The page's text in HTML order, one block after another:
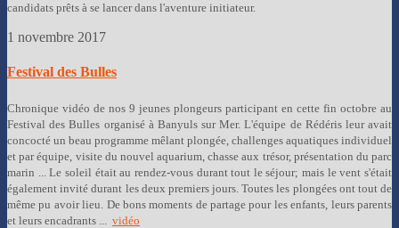
candidats prêts à se lancer dans l'aventure initiateur.
1 novembre 2017
Festival des Bulles
Chronique vidéo de nos 9 jeunes plongeurs participant en cette fin octobre au
Festival des Bulles organisé à Banyuls sur Mer. L'équipe de Rédéris leur avait
concocté un beau programme mêlant plongée, challenges aquatiques individuel
et par équipe, visite du nouvel aquarium, chasse aux trésor, présentation du parc
marin ... Le soleil était au rendez-vous durant tout le séjour; mais le vent s'était
également invité durant les deux premiers jours. Toutes les plongées ont tout de
même pu avoir lieu. De bons moments de partage pour les enfants, leurs parents
et leurs encadrants ... vidéo